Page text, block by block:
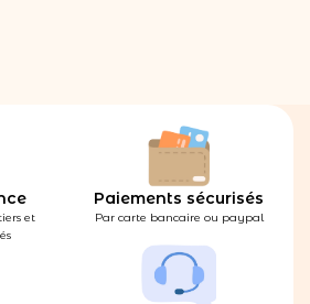
et
Paiements sécurisés
Par carte bancaire ou paypal